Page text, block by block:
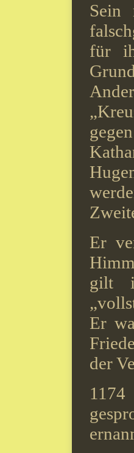
Sein
für
Er
gilt
Er
der